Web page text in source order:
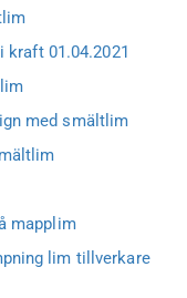
kraft 01.04.2021
med smältlim
mapplim
lim tillverkare